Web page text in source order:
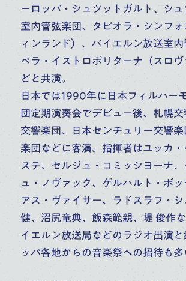
ピアノ 副科ピアノ ピアノ
今井 彩子 関本 昌
ーロッパ・シュツットガルト、シュ
室内管弦楽団、タピオラ・シンフォ
ィンランド）、バイエルン放送室
ペラ・イストロポリターナ（スロ
どと共演。
日本では1990年に日本フィルハー
団定期演奏会でデビュー後、札幌
交響楽団、日本センチュリー交響
楽団などに客演。指揮者はユッカ
ステ、セルジュ・コミッシヨーナ、
ュ・ノヴァック、ゲルハルト・ボ
アス・ヴァイサー、ラドスラフ・
健、沼尻竜典、飯森範親、堤 俊作
イエルン放送局などのラジオ出演
ッパ各地からの音楽祭への招待も多